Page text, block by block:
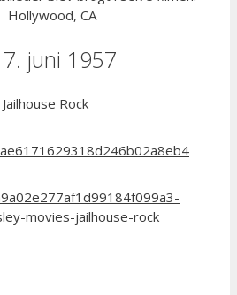
Hollywood, CA
juni 1957